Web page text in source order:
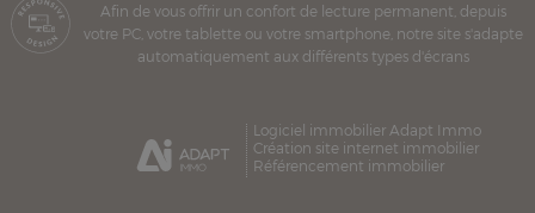
Afin de vous offrir un confort de lecture permanent, depuis
votre PC, votre tablette ou votre smartphone, notre site s'adapte
automatiquement aux différents types d'écrans
Logiciel immobilier Adapt Immo
Création site internet immobilier
Référencement immobilier